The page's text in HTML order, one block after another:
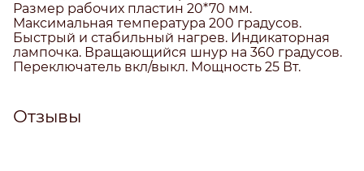
Размер рабочих пластин 20*70 мм.
Максимальная температура 200 градусов.
Быстрый и стабильный нагрев. Индикаторная
лампочка. Вращающийся шнур на 360 градусов.
Переключатель вкл/выкл. Мощность 25 Вт.
Отзывы